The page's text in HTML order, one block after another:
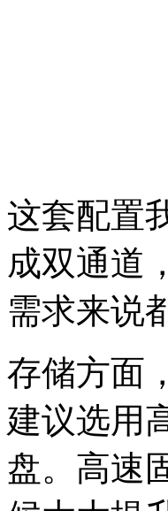
这套配置
成双通道
需求来说
存储方面
建议选用
盘。高速